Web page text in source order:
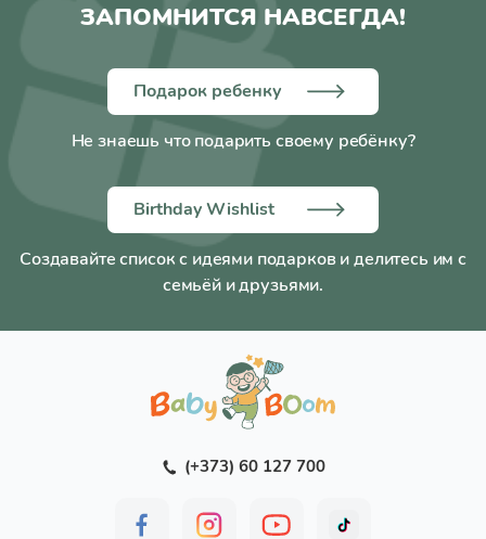
ЗАПОМНИТСЯ НАВСЕГДА!
Подарок ребенку
Не знаешь что подарить своему ребёнку?
Birthday Wishlist
Создавайте список с идеями подарков и делитесь им с
семьёй и друзьями.
(+373) 60 127 700